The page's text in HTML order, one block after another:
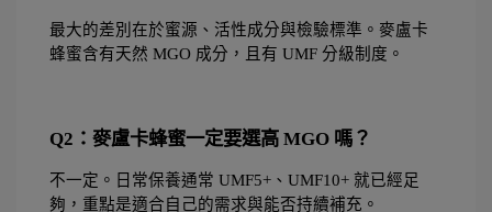
最大的差別在於蜜源、活性成分與檢驗標準。麥盧卡
蜂蜜含有天然 MGO 成分，且有 UMF 分級制度。
Q2：麥盧卡蜂蜜一定要選高 MGO 嗎？
不一定。日常保養通常 UMF5+、UMF10+ 就已經足
夠，重點是適合自己的需求與能否持續補充。